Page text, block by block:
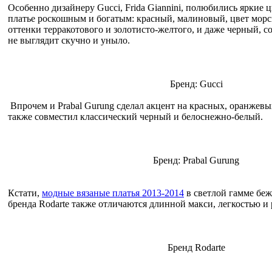
Особенно дизайнеру Gucci, Frida Giannini, полюбились яркие
платье роскошным и богатым: красный, малиновый, цвет
оттенки терракотового и золотисто-желтого, и даже черный,
не выглядит скучно и уныло.
Бренд: Gucci
Впрочем и Prabal Gurung сделал акцент на красных,
также совместил классический черный и белоснежно-белый.
Бренд: Prabal Gurung
Кстати, модные вязаные платья 2013-2014 в светлой гамме
бренда Rodarte также отличаются длинной макси, легкостью
Бренд Rodarte